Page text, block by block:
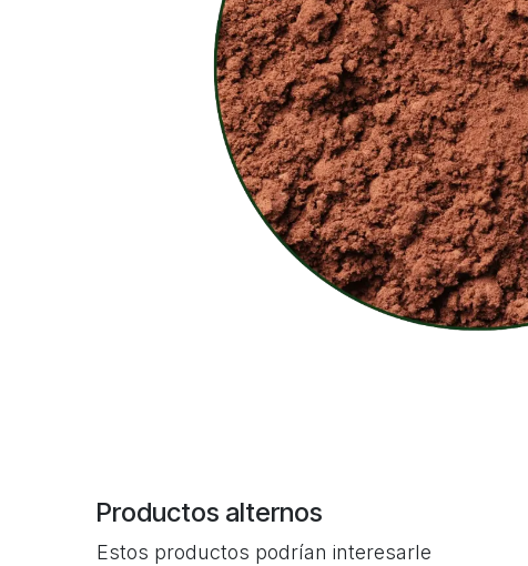
Productos alternos
Estos productos podrían interesarle